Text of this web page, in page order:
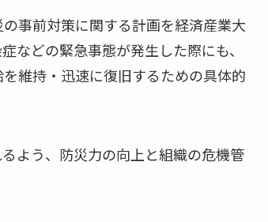
事前対策に関する計画を経済産業大
などの緊急事態が発生した際にも、
維持・迅速に復旧するための具体的
よう、防災力の向上と組織の危機管